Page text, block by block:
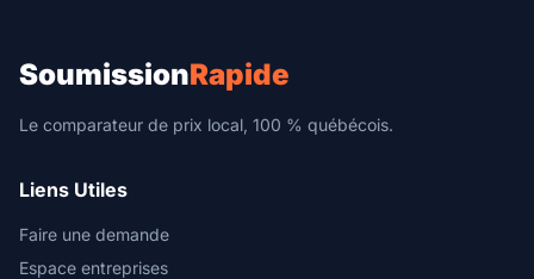
SoumissionRapide
Le comparateur de prix local, 100 % québécois.
Liens Utiles
Faire une demande
Espace entreprises